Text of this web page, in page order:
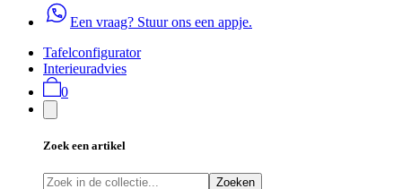
Een vraag? Stuur ons een appje.
Tafelconfigurator
Interieuradvies
0
Zoek een artikel
Zoeken